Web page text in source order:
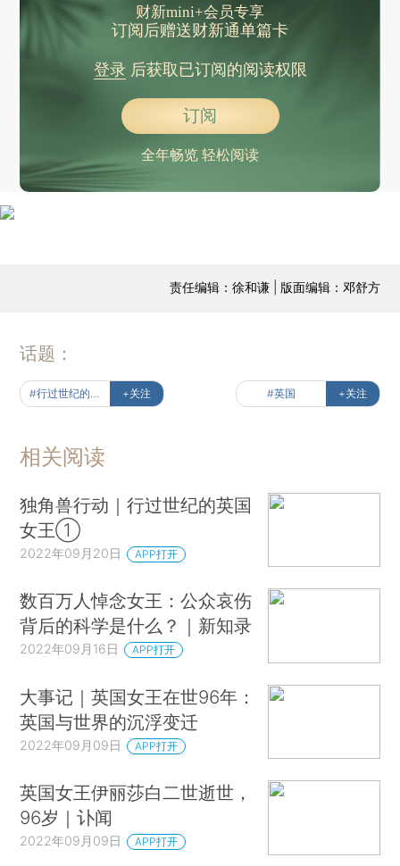
财新mini+会员专享
订阅后赠送财新通单篇卡
登录后获取已订阅的阅读权限
订阅
全年畅览 轻松阅读
责任编辑：徐和谦 | 版面编辑：邓舒方
话题：
+关注 #英国 +关注
相关阅读
独角兽行动｜行过世纪的英国
女王①
2022年09月20日 APP打开
数百万人悼念女王：公众哀伤
背后的科学是什么？｜新知录
2022年09月16日 APP打开
大事记｜英国女王在世96年：
英国与世界的沉浮变迁
2022年09月09日 APP打开
英国女王伊丽莎白二世逝世，
96岁｜讣闻
2022年09月09日 APP打开